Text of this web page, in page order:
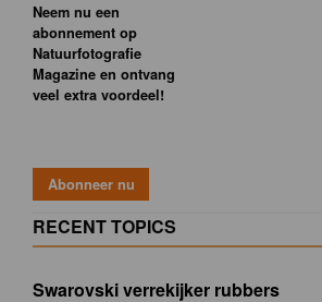
Neem nu een
abonnement op
Natuurfotografie
Magazine en ontvang
veel extra voordeel!
RECENT TOPICS
Swarovski verrekijker rubbers